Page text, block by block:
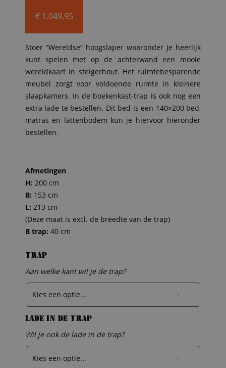
€ 1.049,95
Stoer “Wereldse” hoogslaper waaronder je heerlijk
kunt spelen met op de achterwand een mooie
wereldkaart in steigerhout. Het ruimtebesparende
meubel zorgt voor voldoende ruimte in kleinere
slaapkamers. In de boekenkast-trap is ook nog een
extra lade te bestellen. Dit bed is een 140×200 bed,
matras en lattenbodem kun je hiervoor hieronder
bestellen.
Afmetingen
H: 200 cm
B: 153 cm
L: 213 cm
(Deze maat is excl. de breedte van de trap)
B trap: 40 cm
Trap
Aan welke kant wil je de trap?
Lade in de trap
Wil je ook de lade in de trap?